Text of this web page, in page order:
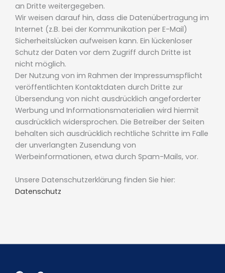
an Dritte weitergegeben.
Wir weisen darauf hin, dass die Datenübertragung im
Internet (z.B. bei der Kommunikation per E-Mail)
Sicherheitslücken aufweisen kann. Ein lückenloser
Schutz der Daten vor dem Zugriff durch Dritte ist
nicht möglich.
Der Nutzung von im Rahmen der Impressumspflicht
veröffentlichten Kontaktdaten durch Dritte zur
Übersendung von nicht ausdrücklich angeforderter
Werbung und Informationsmaterialien wird hiermit
ausdrücklich widersprochen. Die Betreiber der Seiten
behalten sich ausdrücklich rechtliche Schritte im Falle
der unverlangten Zusendung von
Werbeinformationen, etwa durch Spam-Mails, vor.
Unsere Datenschutzerklärung finden Sie hier:
Datenschutz